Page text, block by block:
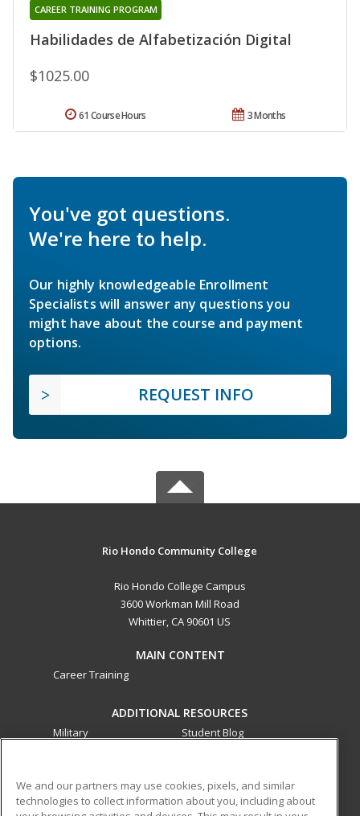
Habilidades de Alfabetización Digital
CAREER TRAINING PROGRAM
$1025.00
3 Months
61 Course Hours
You've got questions.
We're here to help.
Our highly knowledgeable Enrollment
Specialists will answer any questions you
might have about the course and payment
options.
REQUEST INFO
Rio Hondo Community College
Rio Hondo College Campus
3600 Workman Mill Road
Whittier, CA 90601 US
MAIN CONTENT
Career Training
ADDITIONAL RESOURCES
Military
Student Blog
ed2go partners with this academic institution to provide
We and our partners may use cookies, pixels, and similar
technologies to collect information about you, including about